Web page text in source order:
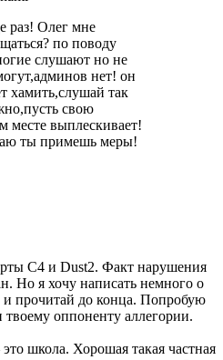
раз! Олег мне
по поводу
слушают но не
нет! он
хамить,слушай так
свою
месте выплескивает!
ты примешь меры!
C4 и Dust2. Факт нарушения
Но я хочу написать немного о
и прочитай до конца. Попробую
твоему оппоненту аллегории.
школа. Хорошая такая частная